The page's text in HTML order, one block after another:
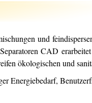
und
CAD
ökologischen und
Energiebedarf,